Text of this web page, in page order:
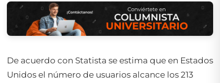
De acuerdo con Statista se estima que en Estados
Unidos el número de usuarios alcance los 213